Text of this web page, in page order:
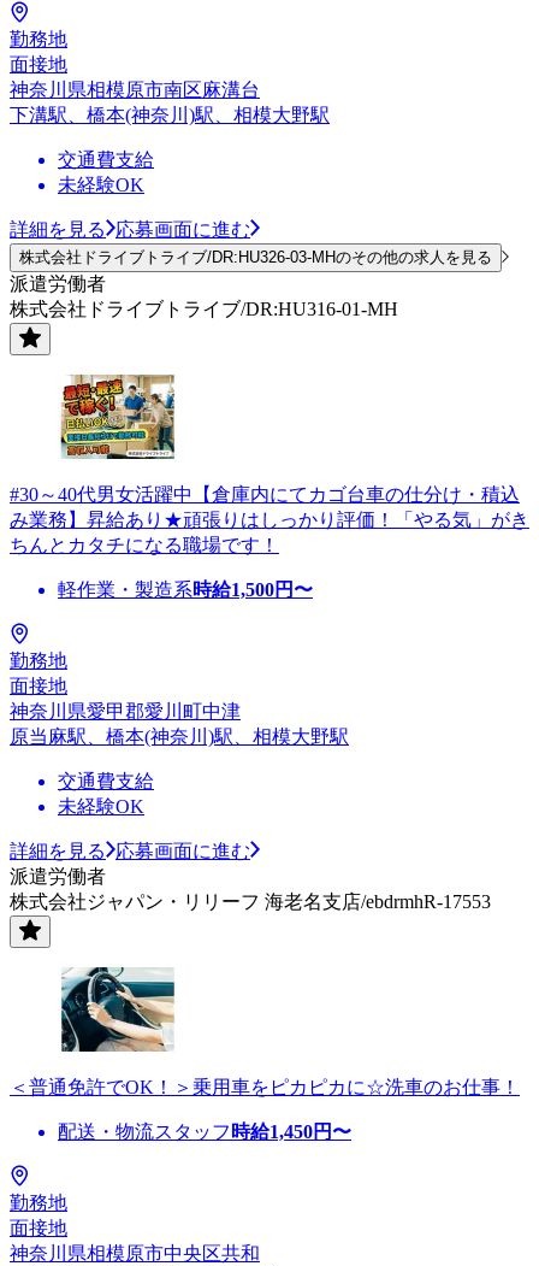
勤務地
面接地
神奈川県相模原市南区麻溝台
下溝駅、橋本(神奈川)駅、相模大野駅
交通費支給
未経験OK
詳細を見る 応募画面に進む
株式会社ドライブトライブ/DR:HU326-03-MHのその他の求人を見る
派遣労働者
株式会社ドライブトライブ/DR:HU316-01-MH
#30～40代男女活躍中【倉庫内にてカゴ台車の仕分け・積込
み業務】昇給あり★頑張りはしっかり評価！「やる気」がき
ちんとカタチになる職場です！
軽作業・製造系時給1,500円〜
勤務地
面接地
神奈川県愛甲郡愛川町中津
原当麻駅、橋本(神奈川)駅、相模大野駅
交通費支給
未経験OK
詳細を見る
応募画面に進む
派遣労働者
株式会社ジャパン・リリーフ 海老名支店/ebdrmhR-17553
＜普通免許でOK！＞乗用車をピカピカに☆洗車のお仕事！
配送・物流スタッフ 時給1,450円〜
勤務地
面接地
神奈川県相模原市中央区共和